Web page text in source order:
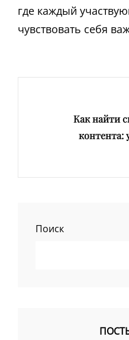
где каждый
чувствовать себя
записямКак найти
контента:
Поиск